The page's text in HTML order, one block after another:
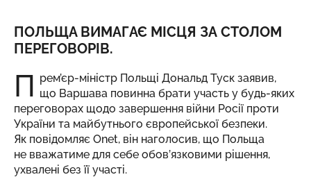
ПОЛЬЩА ВИМАГАЄ МІСЦЯ ЗА СТОЛОМ
ПЕРЕГОВОРІВ.
П рем’єр-міністр Польщі Дональд Туск заявив,
що Варшава повинна брати участь у будь-яких
переговорах щодо завершення війни Росії проти
України та майбутнього європейської безпеки.
Як повідомляє Onet, він наголосив, що Польща
не вважатиме для себе обов’язковими рішення,
ухвалені без її участі.